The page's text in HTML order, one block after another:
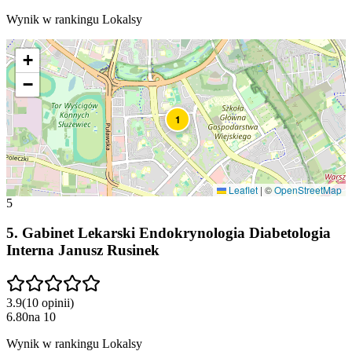
Wynik w rankingu Lokalsy
1
+
−
Leaflet | ©OpenStreetMap
5
5. Gabinet Lekarski Endokrynologia Diabetologia
Interna Janusz Rusinek
3.9(10 opinii)
6.80na 10
Wynik w rankingu Lokalsy